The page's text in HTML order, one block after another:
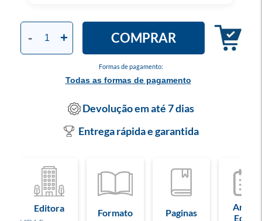
Formas de pagamento:
Todas as formas de pagamento
- + COMPRAR
Devolução em até 7 dias
Entrega rápida e garantida
Editora Formato Paginas
Ano de
Edição